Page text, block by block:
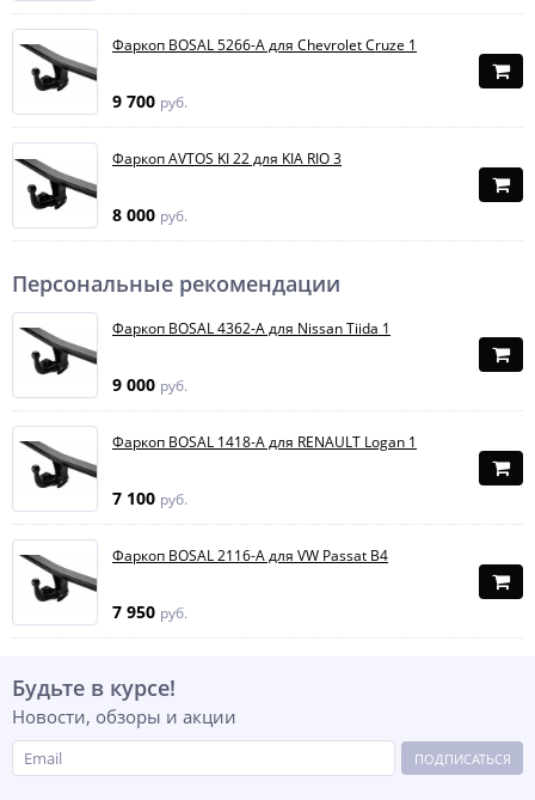
Фаркоп BOSAL 5266-A для Chevrolet Cruze 1
9 700 руб.
Фаркоп AVTOS KI 22 для KIA RIO 3
8 000 руб.
Персональные рекомендации
Фаркоп BOSAL 4362-A для Nissan Tiida 1
9 000 руб.
Фаркоп BOSAL 1418-A для RENAULT Logan 1
7 100 руб.
Фаркоп BOSAL 2116-A для VW Passat B4
7 950 руб.
Будьте в курсе!
Новости, обзоры и акции
ПОДПИСАТЬСЯ